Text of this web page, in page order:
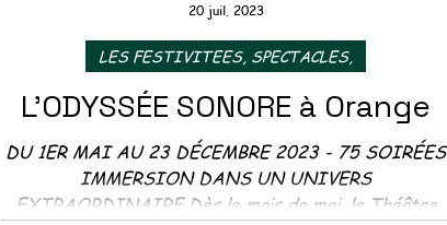
L'ODYSSÉE SONORE à Orange
DU 1ER MAI AU 23 DÉCEMBRE 2023 - 75 SOIRÉES
IMMERSION DANS UN UNIVERS
EXTRAORDINAIRE Dès le mois de mai, le Théâtre
LES FESTIVITEES, SPECTACLES,
20 juil. 2023